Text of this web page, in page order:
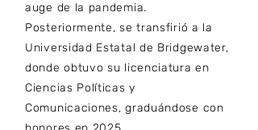
auge de la pandemia.
Posteriormente, se transfirió a la
Universidad Estatal de Bridgewater,
donde obtuvo su licenciatura en
Ciencias Políticas y
Comunicaciones, graduándose con